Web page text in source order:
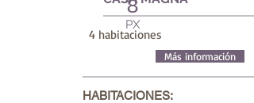
8
PX
4 habitaciones
Más información
HABITACIONES: